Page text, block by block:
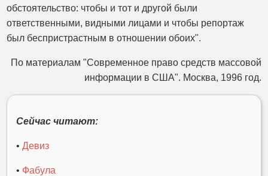
обстоятельство: чтобы и тот и другой были
ответственными, видными лицами и чтобы репортаж
был беспристрастным в отношении обоих".
По материалам "Современное право средств массовой
информации в США". Москва, 1996 год.
Сейчас читают:
•Девиз
• Фабула